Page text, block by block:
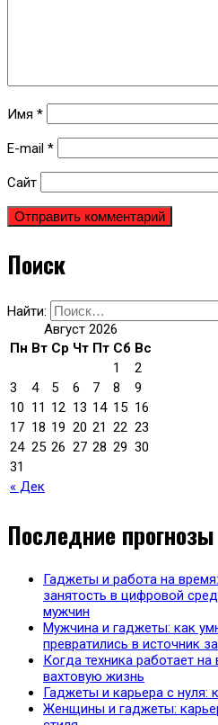
Имя *
E-mail *
Сайт
Поиск
Найти:
Август 2026
Пн Вт Ср Чт Пт Сб Вс
« Дек
1
2
3
4 5 6 7 8
9
10 11 12 13 14 15 16
17 18 19 20 21 22 23
24 25 26 27 28 29 30
31
Последние прогнозы
Гаджеты и работа на
занятость в цифровой
мужчин
Мужчина и гаджеты: как
превратились в источник
Когда техника работает
вахтовую жизнь
Гаджеты и карьера с нуля:
Женщины и гаджеты: